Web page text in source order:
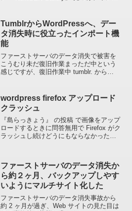
全部文字化け（すべての文字...
TumblrからWordPressへ、デー
タ消失時に役立ったインポート機
能
ファーストサーバのデータ消失で被害を
こうむり未だ復旧作業まっただ中という
感じですが、復旧作業中 tumblr. から
ンポート機能は無料ブログサービス wor...
wordpress firefox アップロード
クラッシュ
『島らっきょう』 の投稿 で画像をアップ
ロードするときに問答無用で Firefox がク
ラッシュし続けどうにもならなかったの
ーレイと...
ファーストサーバのデータ消失か
ら約２ヶ月、バックアップしやす
いようにマルチサイト化した
ファーストサーバのデータ消失事故から
約 2 ヶ月が過ぎ、Web サイトの見た目は